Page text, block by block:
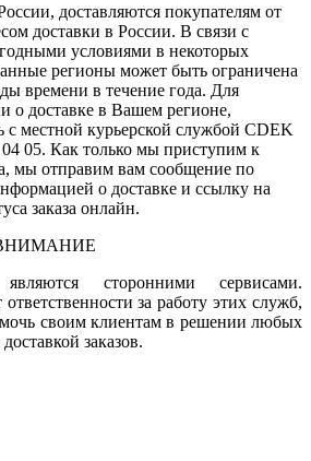
доставляются покупателям от
доставки в России. В связи с
условиями в некоторых
регионы может быть ограничена
времени в течение года. Для
о доставке в Вашем регионе,
с местной курьерской службой CDEK
05. Как только мы приступим к
мы отправим вам сообщение по
о доставке и ссылку на
заказа онлайн.
сторонними сервисами.
за работу этих служб,
своим клиентам в решении любых
заказов.